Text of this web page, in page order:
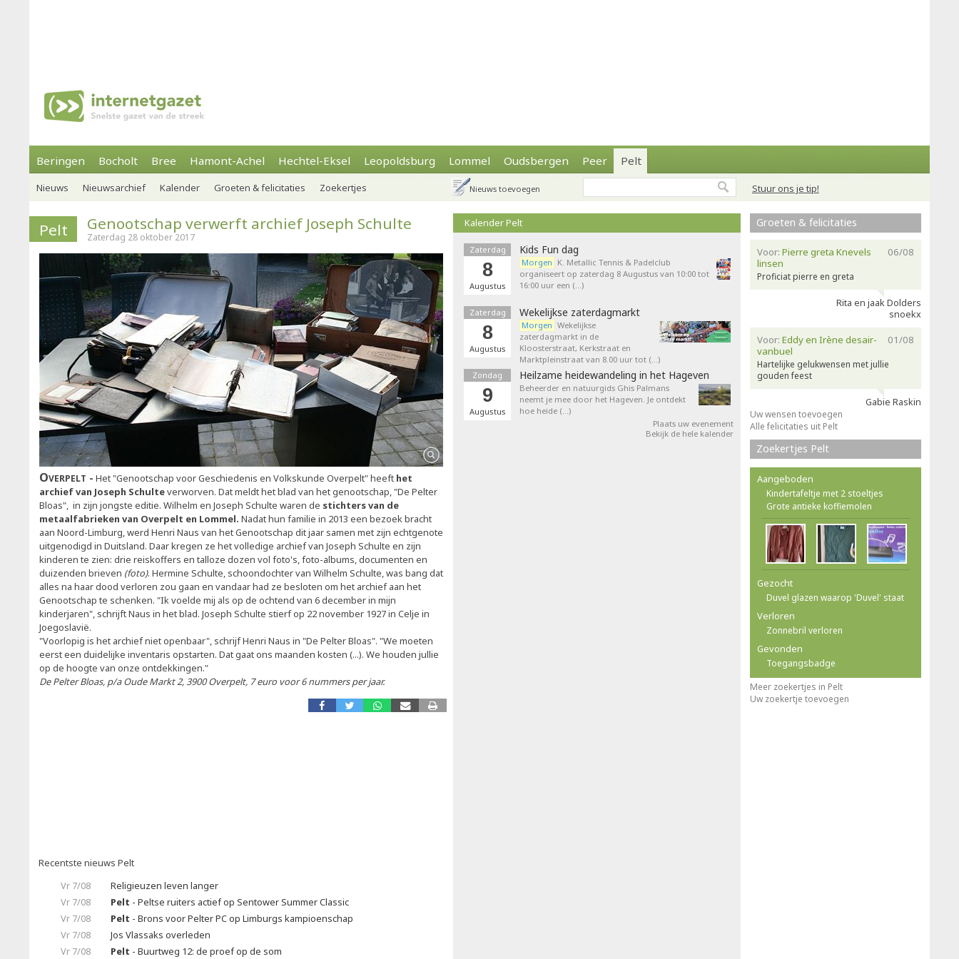
Beringen Bocholt Bree Hamont-Achel Hechtel-Eksel Leopoldsburg Lommel Oudsbergen Peer Pelt
Stuur ons je tip!
Nieuws Nieuwsarchief Kalender Groeten & felicitaties Zoekertjes Nieuws toevoegen
Pelt Genootschap verwerft archief Joseph Schulte
Zaterdag 28 oktober 2017
Overpelt Het "Genootschap voor Geschiedenis en Volkskunde Overpelt" heeft het
archief van Joseph Schulteverworven. Dat meldt het blad van het genootschap, "De Pelter
Bloas", in zijn jongste editie. Wilhelm en Joseph Schulte waren de stichters van de
metaalfabrieken van Overpelt en Lommel. Nadat hun familie in 2013 een bezoek bracht
aan Noord-Limburg, werd Henri Naus van het Genootschap dit jaar samen met zijn echtgenote
uitgenodigd in Duitsland. Daar kregen ze het volledige archief van Joseph Schulte en zijn
kinderen te zien: drie reiskoffers en talloze dozen vol foto's, foto-albums, documenten en
duizenden brieven (foto). Hermine Schulte, schoondochter van Wilhelm Schulte, was bang dat
alles na haar dood verloren zou gaan en vandaar had ze besloten om het archief aan het
Genootschap te schenken. "Ik voelde mij als op de ochtend van 6 december in mijn
kinderjaren", schrijft Naus in het blad. Joseph Schulte stierf op 22 november 1927 in Celje in
Joegoslavië.
"Voorlopig is het archief niet openbaar", schrijf Henri Naus in "De Pelter Bloas". "We moeten
eerst een duidelijke inventaris opstarten. Dat gaat ons maanden kosten (...). We houden jullie
op de hoogte van onze ontdekkingen."
De Pelter Bloas, p/a Oude Markt 2, 3900 Overpelt, 7 euro voor 6 nummers per jaar.
Recentste nieuws Pelt
Vr 7/08
Religieuzen leven langer
Vr 7/08
Pelt - Peltse ruiters actief op Sentower Summer Classic
Vr 7/08
Pelt - Brons voor Pelter PC op Limburgs kampioenschap
Vr 7/08
Jos Vlassaks overleden
Vr 7/08
Pelt - Buurtweg 12: de proef op de som
Kalender Pelt
Zaterdag
8
Augustus
Kids Fun dag
Morgen K. Metallic Tennis & Padelclub
organiseert op zaterdag 8 Augustus van 10:00 tot
16:00 uur een (…)
Zaterdag
8
Augustus
Wekelijkse zaterdagmarkt
Morgen Wekelijkse
zaterdagmarkt in de
Kloosterstraat, Kerkstraat en
Marktpleinstraat van 8.00 uur tot (…)
Zondag
9
Augustus
Heilzame heidewandeling in het Hageven
Beheerder en natuurgids Ghis Palmans
neemt je mee door het Hageven. Je ontdekt
hoe heide (…)
Plaats uw evenement
Bekijk de hele kalender
Groeten & felicitaties
06/08
Voor: Pierre greta Knevels
linsen
Proficiat pierre en greta
Rita en jaak Dolders
snoekx
01/08
Voor: Eddy en Irène desair-
vanbuel
Hartelijke gelukwensen met jullie
gouden feest
Gabie Raskin
Uw wensen toevoegen
Alle felicitaties uit Pelt
Zoekertjes Pelt
Aangeboden
Kindertafeltje met 2 stoeltjes
Grote antieke koffiemolen
Gezocht
Duvel glazen waarop 'Duvel' staat
Verloren
Zonnebril verloren
Gevonden
Toegangsbadge
Meer zoekertjes in Pelt
Uw zoekertje toevoegen